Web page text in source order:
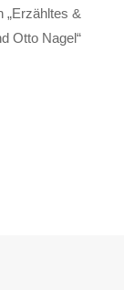
„Erzähltes &
Otto Nagel“